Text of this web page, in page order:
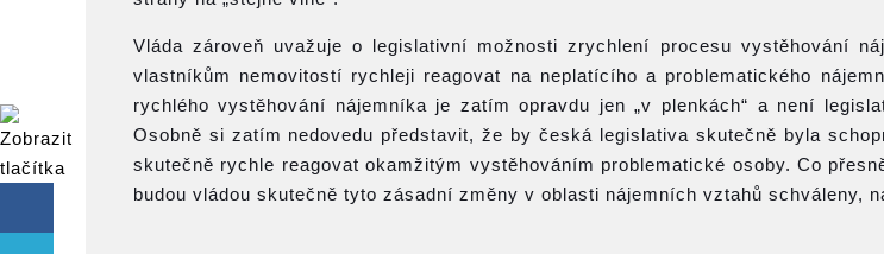
Vláda zároveň uvažuje o legislativní možnosti zrychlení procesu vystěhování
vlastníkům nemovitostí rychleji reagovat na neplatícího a problematického
rychlého vystěhování nájemníka je zatím opravdu jen „v plenkách“ a není
Osobně si zatím nedovedu představit, že by česká legislativa skutečně byla
skutečně rychle reagovat okamžitým vystěhováním problematické osoby. Co
budou vládou skutečně tyto zásadní změny v oblasti nájemních vztahů schváleny,